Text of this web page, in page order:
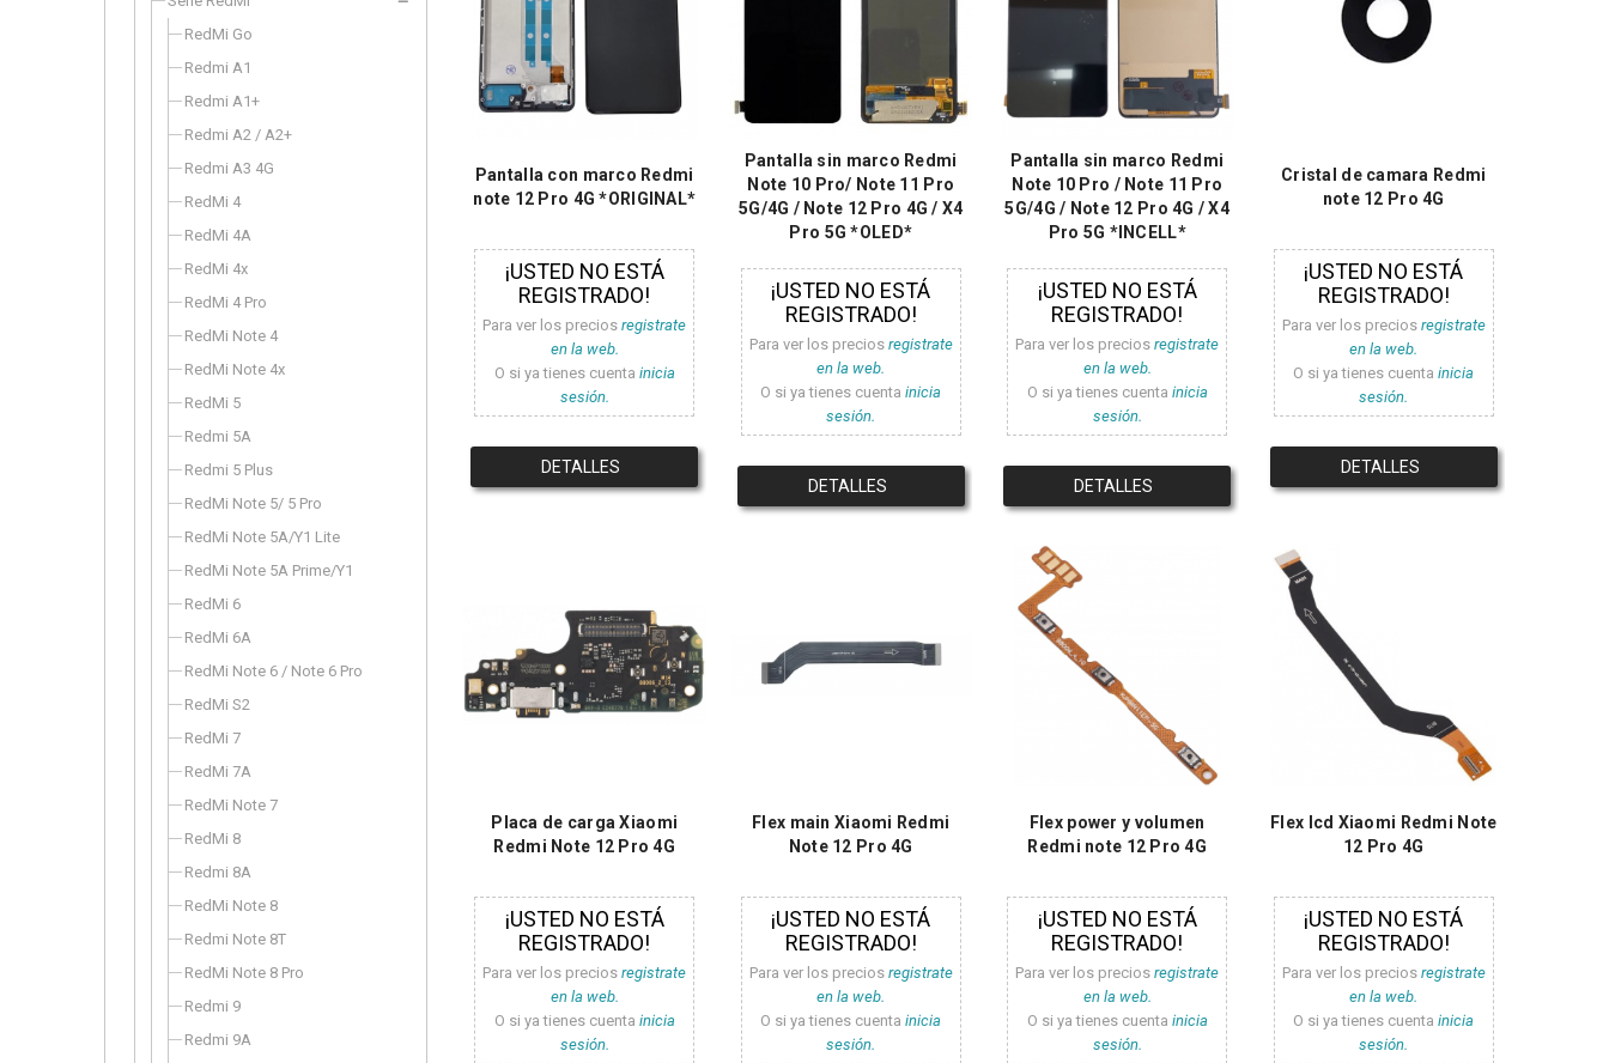
RedMi Go
Redmi A1
Redmi A1+
Redmi A2 / A2+
Redmi A3 4G
RedMi 4
RedMi 4A
RedMi 4x
RedMi 4 Pro
RedMi Note 4
RedMi Note 4x
RedMi 5
Redmi 5A
Redmi 5 Plus
RedMi Note 5/ 5 Pro
RedMi Note 5A/Y1 Lite
RedMi Note 5A Prime/Y1
RedMi 6
RedMi 6A
RedMi Note 6 / Note 6 Pro
RedMi S2
RedMi 7
RedMi 7A
RedMi Note 7
RedMi 8
Redmi 8A
RedMi Note 8
Redmi Note 8T
RedMi Note 8 Pro
Redmi 9
Redmi 9A
Pantalla con marco Redmi
note 12 Pro 4G *ORIGINAL*
¡USTED NO ESTÁ
REGISTRADO!
Para ver los preciosregistrate
en la web.
O si ya tienes cuenta inicia
sesión.
DETALLES
Pantalla sin marco Redmi
Note 10 Pro/ Note 11 Pro
5G/4G / Note 12 Pro 4G / X4
Pro 5G *OLED*
¡USTED NO ESTÁ
REGISTRADO!
Para ver los precios registrate
en la web.
O si ya tienes cuentainicia
sesión.
DETALLES
Pantalla sin marco Redmi
Note 10 Pro / Note 11 Pro
5G/4G / Note 12 Pro 4G / X4
Pro 5G *INCELL*
¡USTED NO ESTÁ
REGISTRADO!
Para ver los preciosregistrate
en la web.
O si ya tienes cuenta inicia
sesión.
DETALLES
Cristal de camara Redmi
note 12 Pro 4G
¡USTED NO ESTÁ
REGISTRADO!
Para ver los precios registrate
en la web.
O si ya tienes cuentainicia
sesión.
DETALLES
Placa de carga Xiaomi
Redmi Note 12 Pro 4G
¡USTED NO ESTÁ
REGISTRADO!
Para ver los preciosregistrate
en la web.
O si ya tienes cuenta inicia
sesión.
Flex main Xiaomi Redmi
Note 12 Pro 4G
¡USTED NO ESTÁ
REGISTRADO!
Para ver los precios registrate
en la web.
O si ya tienes cuentainicia
sesión.
Flex power y volumen
Redmi note 12 Pro 4G
¡USTED NO ESTÁ
REGISTRADO!
Para ver los preciosregistrate
en la web.
O si ya tienes cuenta inicia
sesión.
Flex lcd Xiaomi Redmi Note
12 Pro 4G
¡USTED NO ESTÁ
REGISTRADO!
Para ver los precios registrate
en la web.
O si ya tienes cuentainicia
sesión.